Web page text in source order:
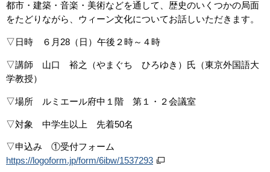
都市・建築・音楽・美術などを通して、歴史のいくつかの局面
をたどりながら、ウィーン文化についてお話しいただきます。
▽日時 ６月28（日）午後２時～４時
▽講師 山口 裕之（やまぐち ひろゆき）氏（東京外国語大
学教授）
▽場所 ルミエール府中１階 第１・２会議室
▽対象 中学生以上 先着50名
▽申込み ①受付フォーム
https://logoform.jp/form/6ibw/1537293